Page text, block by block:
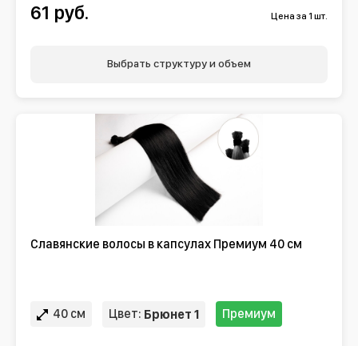
61 руб. Цена за 1 шт.
Выбрать структуру и объем
Славянские волосы в капсулах Премиум 40 см
40 см Цвет: Брюнет 1 Премиум